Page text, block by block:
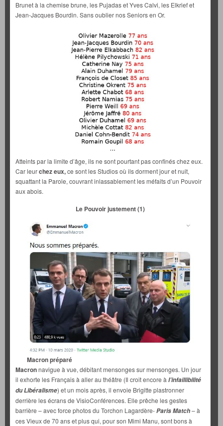
Brunet à la chemise brune, les Pujadas et Yves Calvi, les Elkrief et
Jean-Jacques Bourdin. Sans oublier nos Seniors en Or.
Atteints par la limite d’âge, ils ne sont pourtant pas confinés chez eux.
Car leurchez eux,ce sont les Studios où ils dorment jour et nuit,
squattant la Parole, couvrant inlassablement les méfaits d’un Pouvoir
aux abois.
Le Pouvoir justement (1)
Macron préparé
Macronnavigue à vue, débitant mensonges sur mensonges. Un jour
il exhorte les Français à aller au théâtre (Il croit encore à l’infaillibilité
du Libéralisme) et un mois après, il envoie Brigitte plastronner
derrière les écrans de VisioConférences. Elle prêche les gestes
barrière – avec force photos du Torchon Lagardère-Paris Match– à
ces Vieux de 70 ans et plus qui, pour son Mimi Manu, sont bons à